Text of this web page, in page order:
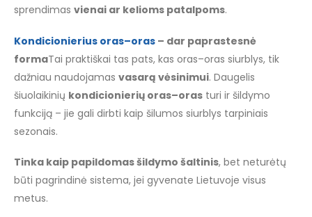
sprendimas vienai ar kelioms patalpoms.
Kondicionierius oras–oras – dar paprastesnė
formaTai praktiškai tas pats, kas oras–oras siurblys, tik
dažniau naudojamas vasarą vėsinimui. Daugelis
šiuolaikinių kondicionierių oras–oras turi ir šildymo
funkciją – jie gali dirbti kaip šilumos siurblys tarpiniais
sezonais.
Tinka kaip papildomas šildymo šaltinis, bet neturėtų
būti pagrindinė sistema, jei gyvenate Lietuvoje visus
metus.